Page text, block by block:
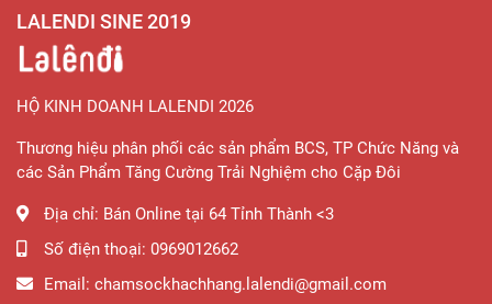
LALENDI SINE 2019
HỘ KINH DOANH LALENDI 2026
Thương hiệu phân phối các sản phẩm BCS, TP Chức Năng và
các Sản Phẩm Tăng Cường Trải Nghiệm cho Cặp Đôi
Địa chỉ: Bán Online tại 64 Tỉnh Thành <3
Số điện thoại: 0969012662
Email: chamsockhachhang.lalendi@gmail.com